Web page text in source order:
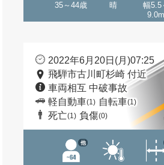
35～44歳 晴
幅5.5
9.0m
2022年6月20日(月)07:25
飛騨市古川町杉崎 付近
車両相互 中破事故
軽自動車(1) 自転車(1)
死亡(1) 負傷(0)
他